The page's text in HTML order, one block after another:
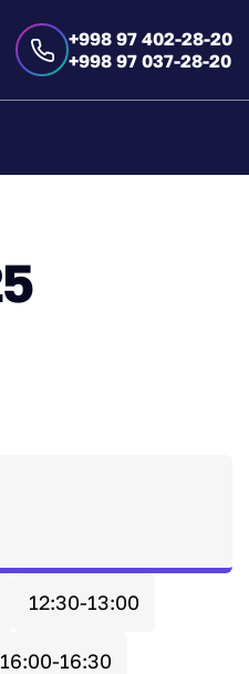
+998 97 402-28-20
+998 97 037-28-20
12:30-13:00
16:00-16:30